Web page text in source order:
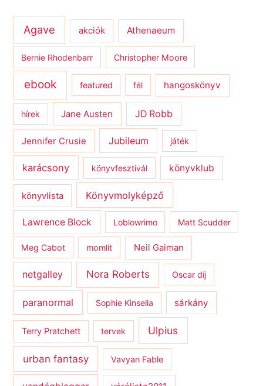
Agave akciók Athenaeum
Bernie Rhodenbarr Christopher Moore
ebook featured fél hangoskönyv
hírek Jane Austen JD Robb
Jennifer Crusie Jubileum játék
karácsony könyvfesztivál könyvklub
könyvlista Könyvmolyképző
Lawrence Block Loblowrimo Matt Scudder
Meg Cabot momlit Neil Gaiman
netgalley Nora Roberts Oscar díj
paranormal Sophie Kinsella sárkány
Terry Pratchett tervek Ulpius
urban fantasy Vavyan Fable